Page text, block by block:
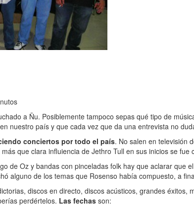
a Ñu. Posiblemente tampoco sepas qué tipo de
nuestro país y que cada vez que da una entrevista no
conciertos por todo el país. No salen en televisión
que clara influiencia de Jethro Tull en sus inicios se
de Oz y bandas con pinceladas folk hay que aclarar que
alguno de los temas que Rosenso había compuesto, a
discos en directo, discos acústicos, grandes
perdértelos. Las fechas son: